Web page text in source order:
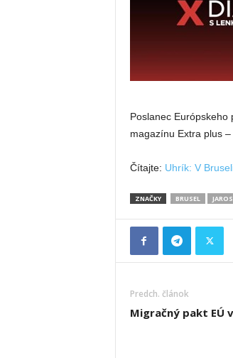
Poslanec Európskeho
magazínu Extra plus
Čítajte: Uhrík: V
ZNAČKY BRUSEL
Predch. článok
Migračný pakt EÚ